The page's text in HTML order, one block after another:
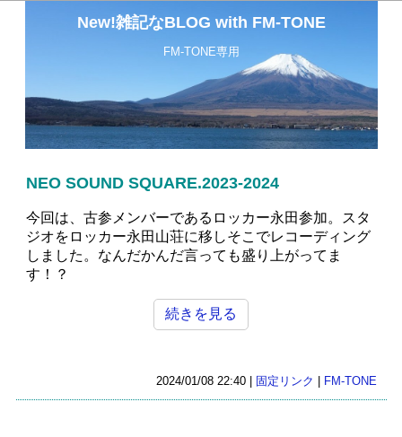
New!雑記なBLOG with FM-TONE
FM-TONE専用
NEO SOUND SQUARE.2023-2024
今回は、古参メンバーであるロッカー永田参加。スタ
ジオをロッカー永田山荘に移しそこでレコーディング
しました。なんだかんだ言っても盛り上がってま
す！？
続きを見る
2024/01/08 22:40 | 固定リンク | FM-TONE